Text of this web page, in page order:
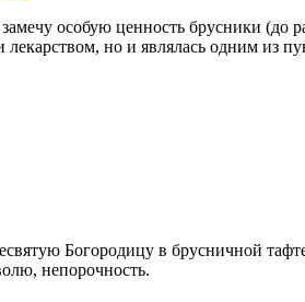
особую ценность брусники (до
лекарством, но и являлась одним из
Богородицу в брусничной
непорочность.